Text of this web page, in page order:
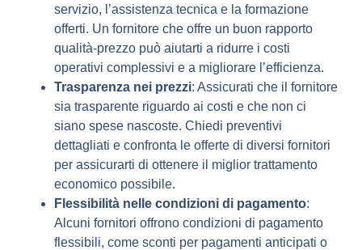
servizio, l’assistenza tecnica e la formazione
offerti. Un fornitore che offre un buon rapporto
qualità-prezzo può aiutarti a ridurre i costi
operativi complessivi e a migliorare l’efficienza.
Trasparenza nei prezzi: Assicurati che il fornitore
sia trasparente riguardo ai costi e che non ci
siano spese nascoste. Chiedi preventivi
dettagliati e confronta le offerte di diversi fornitori
per assicurarti di ottenere il miglior trattamento
economico possibile.
Flessibilità nelle condizioni di pagamento:
Alcuni fornitori offrono condizioni di pagamento
flessibili, come sconti per pagamenti anticipati o